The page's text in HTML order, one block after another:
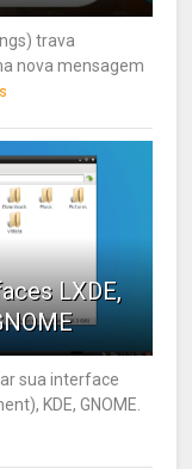
trava
nova mensagem
LXDE,
sua interface
KDE, GNOME.